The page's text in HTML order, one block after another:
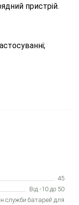
пристрій.
45
Від -10 до 50
служби батарей для